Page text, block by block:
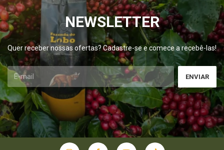
NEWSLETTER
Quer receber nossas ofertas? Cadastre-se e comece a recebê-las!